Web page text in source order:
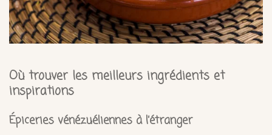
Où trouver les meilleurs ingrédients et
inspirations
Épiceries vénézuéliennes à l’étranger